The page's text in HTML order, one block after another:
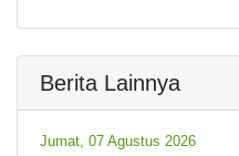
Berita Lainnya
Jumat, 07 Agustus 2026